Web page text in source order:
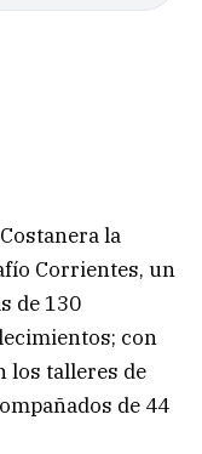
la
Corrientes, un
de 130
con
los talleres de
de 44